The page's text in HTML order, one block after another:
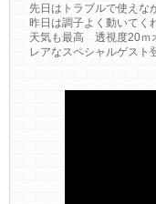
先日はトラブルで使えな
昨日は調子よく動いてく
天気も最高 透視度20ｍ
レアなスペシャルゲスト